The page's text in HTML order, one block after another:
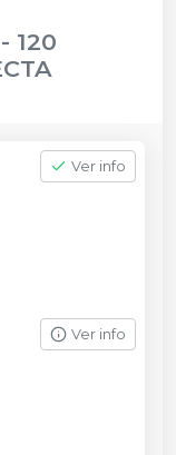
120
Ver info
Ver info